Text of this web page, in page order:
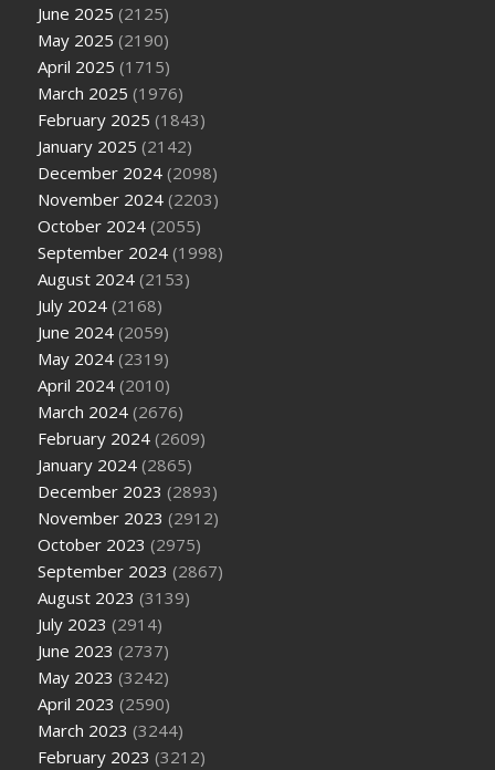
June 2025 (2125)
May 2025 (2190)
April 2025 (1715)
March 2025 (1976)
February 2025 (1843)
January 2025 (2142)
December 2024 (2098)
November 2024 (2203)
October 2024 (2055)
September 2024 (1998)
August 2024 (2153)
July 2024 (2168)
June 2024 (2059)
May 2024 (2319)
April 2024 (2010)
March 2024 (2676)
February 2024 (2609)
January 2024 (2865)
December 2023 (2893)
November 2023 (2912)
October 2023 (2975)
September 2023 (2867)
August 2023 (3139)
July 2023 (2914)
June 2023 (2737)
May 2023 (3242)
April 2023 (2590)
March 2023 (3244)
February 2023 (3212)